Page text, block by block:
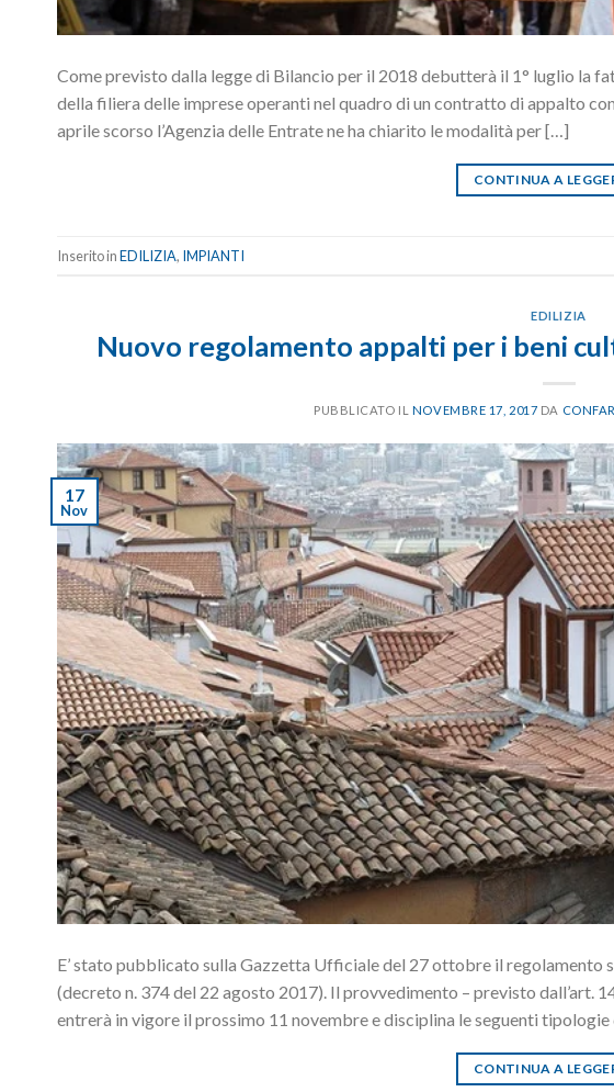
Come previsto dalla legge di Bilancio per il 2018 debutterà il 1° luglio la
della filiera delle imprese operanti nel quadro di un contratto di appalto
aprile scorso l’Agenzia delle Entrate ne ha chiarito le modalità per […]
CONTINUA A
Inserito inEDILIZIA, IMPIANTI
EDILIZIA
Nuovo regolamento appalti per i beni
PUBBLICATO IL NOVEMBRE 17, 2017 DA
17
Nov
E’ stato pubblicato sulla Gazzetta Ufficiale del 27 ottobre il
(decreto n. 374 del 22 agosto 2017). Il provvedimento – previsto dall’art.
entrerà in vigore il prossimo 11 novembre e disciplina le seguenti
CONTINUA A